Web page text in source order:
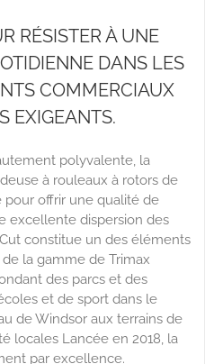
RÉSISTER À UNE
DANS LES
COMMERCIAUX
EXIGEANTS.
polyvalente, la
à rouleaux à rotors de
offrir une qualité de
excellente dispersion des
constitue un des éléments
la gamme de Trimax
des parcs et des
et de sport dans le
de Windsor aux terrains de
locales Lancée en 2018, la
par excellence.